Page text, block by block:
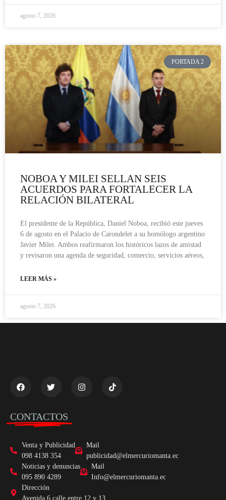
agosto 7, 2026
PORTADA 2
NOBOA Y MILEI SELLAN SEIS
ACUERDOS PARA FORTALECER LA
RELACIÓN BILATERAL
El presidente de la República, Daniel Noboa, recibió este jueves
6 de agosto en el Palacio de Carondelet a su homólogo argentino
Javier Milei. Ambos reafirmaron los históricos lazos de amistad
y revisaron una agenda de seguridad, comercio, servicios aéreos,
LEER MÁS »
agosto 7, 2026
CONTACTOS
Venta y Publicidad
098 4138 354
Mail
publicidad@elmercuriomanta.ec
Noticias y denuncias
095 890 4289
Mail
Info@elmercuriomanta.ec
Dirección
Avenida 6 calle entre 12 y 13